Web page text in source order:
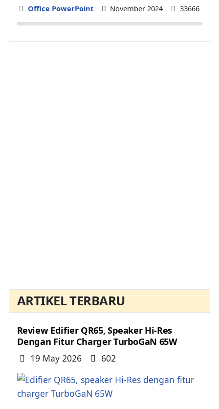
Details
Office PowerPoint November 2024 33666
ARTIKEL TERBARU
Review Edifier QR65, Speaker Hi-Res
Dengan Fitur Charger TurboGaN 65W
Details
19 May 2026 602